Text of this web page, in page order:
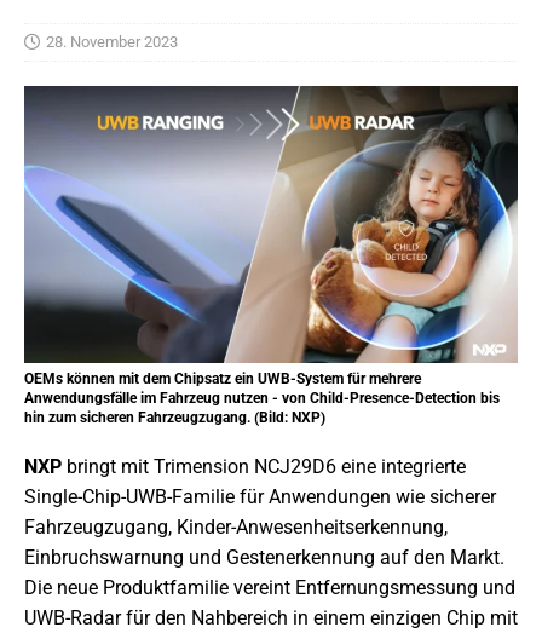
28. November 2023
OEMs können mit dem Chipsatz ein UWB-System für mehrere
Anwendungsfälle im Fahrzeug nutzen - von Child-Presence-Detection bis
hin zum sicheren Fahrzeugzugang. (Bild: NXP)
NXP bringt mit Trimension NCJ29D6 eine integrierte
Single-Chip-UWB-Familie für Anwendungen wie sicherer
Fahrzeugzugang, Kinder-Anwesenheitserkennung,
Einbruchswarnung und Gestenerkennung auf den Markt.
Die neue Produktfamilie vereint Entfernungsmessung und
UWB-Radar für den Nahbereich in einem einzigen Chip mit